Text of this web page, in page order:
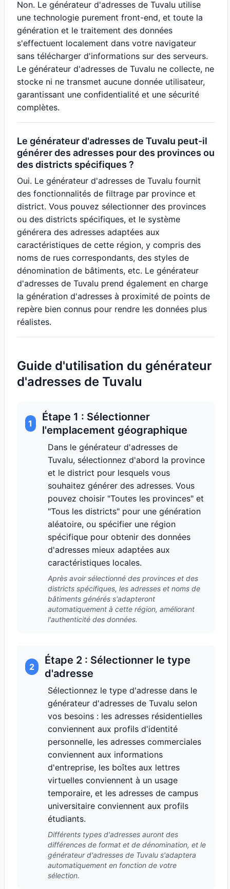
Non. Le générateur d'adresses de Tuvalu utilise
une technologie purement front-end, et toute la
génération et le traitement des données
s'effectuent localement dans votre navigateur
sans télécharger d'informations sur des serveurs.
Le générateur d'adresses de Tuvalu ne collecte, ne
stocke ni ne transmet aucune donnée utilisateur,
garantissant une confidentialité et une sécurité
complètes.
Le générateur d'adresses de Tuvalu peut-il
générer des adresses pour des provinces ou
des districts spécifiques ?
Oui. Le générateur d'adresses de Tuvalu fournit
des fonctionnalités de filtrage par province et
district. Vous pouvez sélectionner des provinces
ou des districts spécifiques, et le système
générera des adresses adaptées aux
caractéristiques de cette région, y compris des
noms de rues correspondants, des styles de
dénomination de bâtiments, etc. Le générateur
d'adresses de Tuvalu prend également en charge
la génération d'adresses à proximité de points de
repère bien connus pour rendre les données plus
réalistes.
Guide d'utilisation du générateur
d'adresses de Tuvalu
1
Étape 1 : Sélectionner
l'emplacement géographique
Dans le générateur d'adresses de
Tuvalu, sélectionnez d'abord la province
et le district pour lesquels vous
souhaitez générer des adresses. Vous
pouvez choisir "Toutes les provinces" et
"Tous les districts" pour une génération
aléatoire, ou spécifier une région
spécifique pour obtenir des données
d'adresses mieux adaptées aux
caractéristiques locales.
Après avoir sélectionné des provinces et des
districts spécifiques, les adresses et noms de
bâtiments générés s'adapteront
automatiquement à cette région, améliorant
l'authenticité des données.
2
Étape 2 : Sélectionner le type
d'adresse
Sélectionnez le type d'adresse dans le
générateur d'adresses de Tuvalu selon
vos besoins : les adresses résidentielles
conviennent aux profils d'identité
personnelle, les adresses commerciales
conviennent aux informations
d'entreprise, les boîtes aux lettres
virtuelles conviennent à un usage
temporaire, et les adresses de campus
universitaire conviennent aux profils
étudiants.
Différents types d'adresses auront des
différences de format et de dénomination, et le
générateur d'adresses de Tuvalu s'adaptera
automatiquement en fonction de votre
sélection.